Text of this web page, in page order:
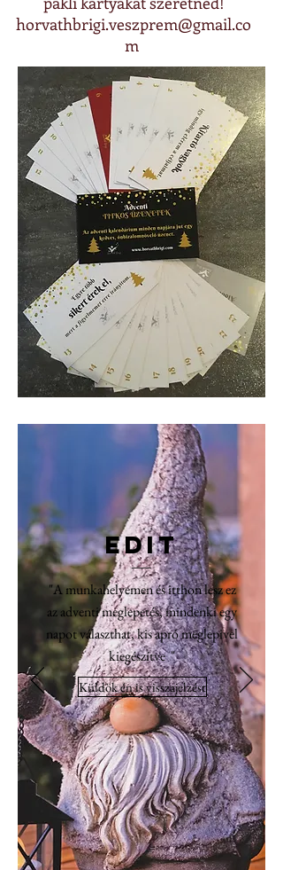
horvathbrigi.veszprem@gmail.co
m
Edit
"A munkahelyemen és itthon lesz ez
az adventi meglepetés, mindenki egy
napot választhat, kis apró meglepivel
kiegészítve "
Küldök én is visszajelzést